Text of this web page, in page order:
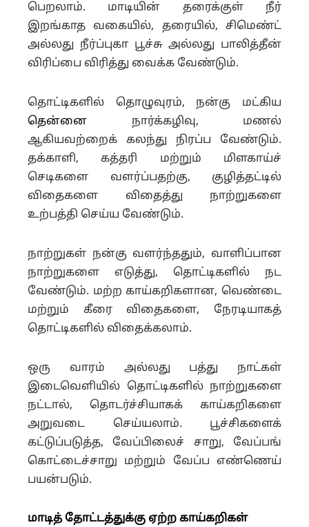
பெறலாம். மாடியின் தரைக்குள் நீர்
இறங்காத வகையில், தரையில், சிமெண்ட்
அல்லது நீர்ப்புகா பூச்சு அல்லது பாலித்தீன்
விரிப்பை விரித்து வைக்க வேண்டும்.
தொட்டிகளில் தொழுவுரம், நன்கு மட்கிய
தென்னை நார்க்கழிவு, மணல்
ஆகியவற்றைக் கலந்து நிரப்ப வேண்டும்.
தக்காளி, கத்தரி மற்றும் மிளகாய்ச்
செடிகளை வளர்ப்பதற்கு, குழித்தட்டில்
விதைகளை விதைத்து நாற்றுகளை
உற்பத்தி செய்ய வேண்டும்.
நாற்றுகள் நன்கு வளர்ந்ததும், வாளிப்பான
நாற்றுகளை எடுத்து, தொட்டிகளில் நட
வேண்டும். மற்ற காய்கறிகளான, வெண்டை
மற்றும் கீரை விதைகளை, நேரடியாகத்
தொட்டிகளில் விதைக்கலாம்.
ஒரு வாரம் அல்லது பத்து நாட்கள்
இடைவெளியில் தொட்டிகளில் நாற்றுகளை
நட்டால், தொடர்ச்சியாகக் காய்கறிகளை
அறுவடை செய்யலாம். பூச்சிகளைக்
கட்டுப்படுத்த, வேப்பிலைச் சாறு, வேப்பங்
கொட்டைச்சாறு மற்றும் வேப்ப எண்ணெய்
பயன்படும்.
மாடித் தோட்டத்துக்கு ஏற்ற காய்கறிகள்